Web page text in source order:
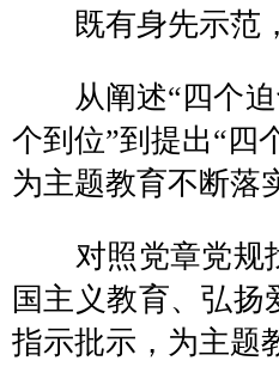
既有身先示范，
从阐述“四个迫
个到位”到提出“四
为主题教育不断落
对照党章党规找
国主义教育、弘
指示批示，为主题